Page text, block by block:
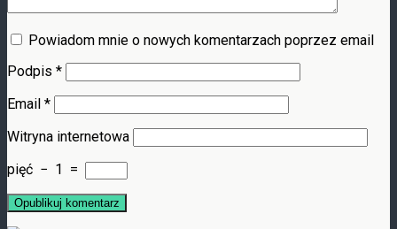
Powiadom mnie o nowych komentarzach poprzez email
Podpis *
Email *
Witryna internetowa
pięć − 1 =